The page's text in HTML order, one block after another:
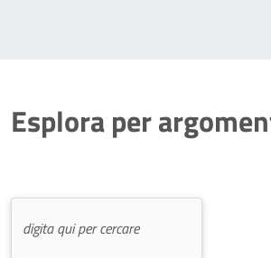
Esplora per